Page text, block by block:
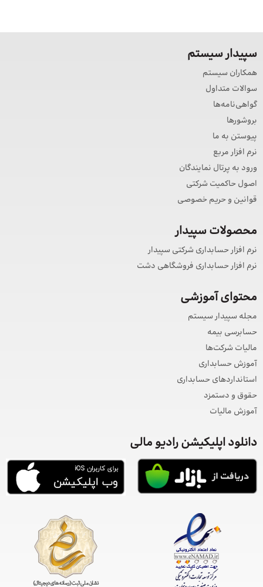
سپیدار سیستم
همکاران سیستم
سوالات متداول
گواهی‌نامه‌ها
بروشورها
پیوستن به ما
نرم افزار مربع
ورود به پرتال نمایندگان
اصول حاکمیت شرکتی
قوانین و حریم خصوصی
محصولات سپیدار
نرم افزار حسابداری شرکتی سپیدار
نرم افزار حسابداری فروشگاهی دشت
محتوای آموزشی
مجله سپیدار سیستم
حسابرسی بیمه
مالیات شرکت‌ها
آموزش حسابداری
استانداردهای حسابداری
حقوق و دستمزد
آموزش مالیات
دانلود اپلیکیشن رادیو مالی